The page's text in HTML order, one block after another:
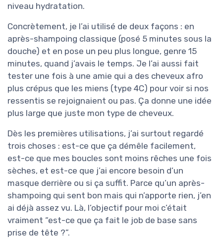
niveau hydratation.
Concrètement, je l’ai utilisé de deux façons : en
après-shampoing classique (posé 5 minutes sous la
douche) et en pose un peu plus longue, genre 15
minutes, quand j’avais le temps. Je l’ai aussi fait
tester une fois à une amie qui a des cheveux afro
plus crépus que les miens (type 4C) pour voir si nos
ressentis se rejoignaient ou pas. Ça donne une idée
plus large que juste mon type de cheveux.
Dès les premières utilisations, j’ai surtout regardé
trois choses : est-ce que ça démêle facilement,
est-ce que mes boucles sont moins rêches une fois
sèches, et est-ce que j’ai encore besoin d’un
masque derrière ou si ça suffit. Parce qu’un après-
shampoing qui sent bon mais qui n’apporte rien, j’en
ai déjà assez vu. Là, l’objectif pour moi c’était
vraiment “est-ce que ça fait le job de base sans
prise de tête ?”.